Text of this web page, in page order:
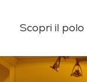
Scopri il polo